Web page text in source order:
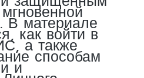
В материале
как войти в
а также
способам
и